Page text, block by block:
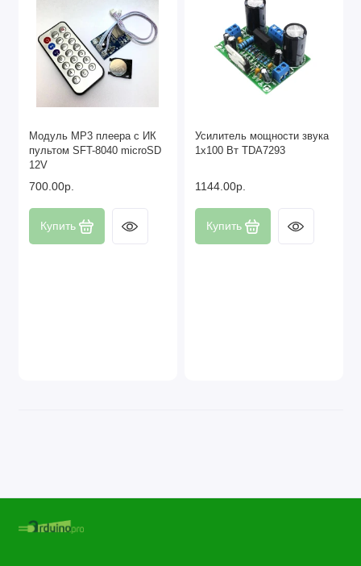
Модуль MP3 плеера с ИК
пультом SFT-8040 microSD
12V
700.00р.
Купить
Усилитель мощности звука
1x100 Вт TDA7293
1144.00р.
Купить